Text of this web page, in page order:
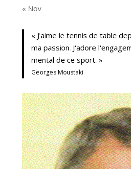
« Nov
« J'aime le tennis de table
ma passion. J'adore
mental de ce sport. »
Georges Moustaki